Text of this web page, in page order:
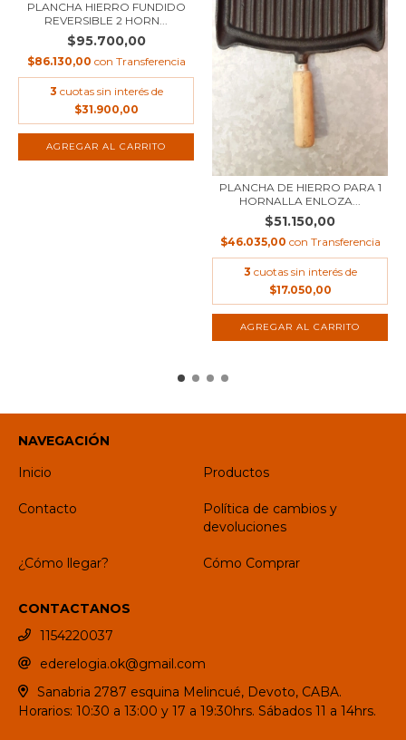
PLANCHA HIERRO FUNDIDO
REVERSIBLE 2 HORN...
$95.700,00
$86.130,00 con Transferencia
3 cuotas sin interés de
$31.900,00
PLANCHA DE HIERRO PARA 1
HORNALLA ENLOZA...
$51.150,00
$46.035,00 con Transferencia
3 cuotas sin interés de
$17.050,00
NAVEGACIÓN
Inicio
Productos
Contacto
Política de cambios y
devoluciones
¿Cómo llegar? Cómo Comprar
CONTACTANOS
1154220037
ederelogia.ok@gmail.com
Sanabria 2787 esquina Melincué, Devoto, CABA.
Horarios: 10:30 a 13:00 y 17 a 19:30hrs. Sábados 11 a 14hrs.